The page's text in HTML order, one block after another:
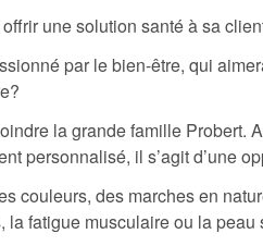
une solution santé à sa
par le bien-être, qui
la grande famille Probert.
personnalisé, il s’agit d’une
couleurs, des marches en
fatigue musculaire ou la